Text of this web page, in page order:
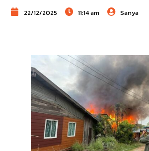
22/12/2025 11:14 am Sanya